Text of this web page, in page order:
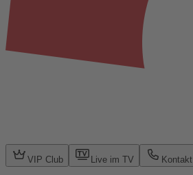
VIP Club Live im TV Kontakt